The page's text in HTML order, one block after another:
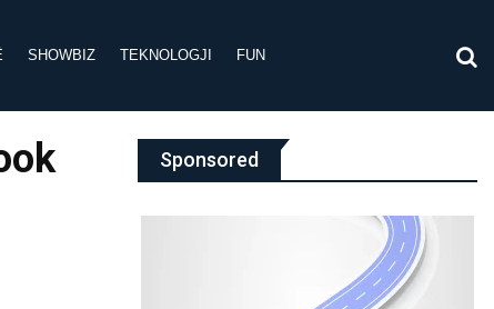
SHOWBIZ TEKNOLOGJI FUN
Sponsored